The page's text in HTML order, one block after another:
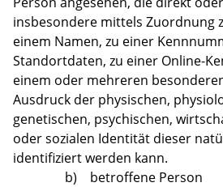
insbesondere mittels Zuordnung
einem Namen, zu einer
Standortdaten, zu einer Online-
einem oder mehreren
Ausdruck der physischen,
genetischen, psychischen,
oder sozialen Identität dieser
identifiziert werden kann.
b) betroffene Person